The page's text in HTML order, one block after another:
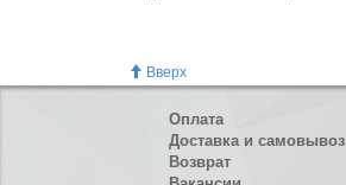
Вверх
Оплата
Доставка и самовывоз
Возврат